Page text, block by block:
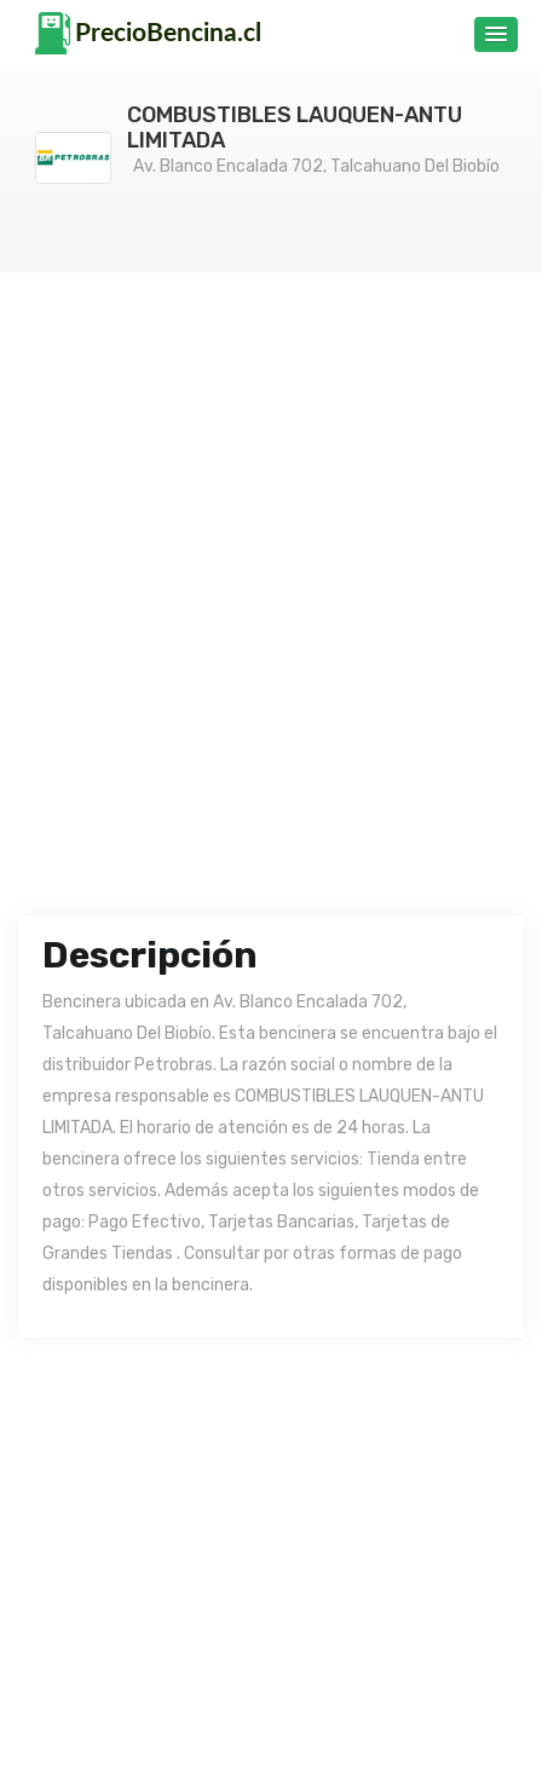
COMBUSTIBLES LAUQUEN-ANTU
LIMITADA
Av. Blanco Encalada 702, Talcahuano Del Biobío
Descripción
Bencinera ubicada en Av. Blanco Encalada 702,
Talcahuano Del Biobío. Esta bencinera se encuentra bajo el
distribuidor Petrobras. La razón social o nombre de la
empresa responsable es COMBUSTIBLES LAUQUEN-ANTU
LIMITADA. El horario de atención es de 24 horas. La
bencinera ofrece los siguientes servicios: Tienda entre
otros servicios. Además acepta los siguientes modos de
pago: Pago Efectivo, Tarjetas Bancarias, Tarjetas de
Grandes Tiendas . Consultar por otras formas de pago
disponibles en la bencinera.